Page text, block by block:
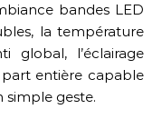
bandes LED
la température
global, l’éclairage
entière capable
simple geste.